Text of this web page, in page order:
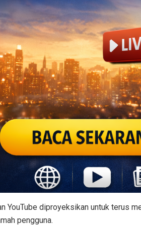
YouTube diproyeksikan untuk terus
pengguna.